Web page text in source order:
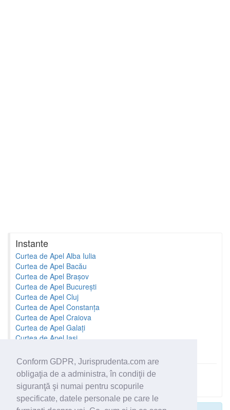
Conform GDPR, Jurisprudenta.com are
obligaţia de a administra, în condiţii de
siguranţă şi numai pentru scopurile
specificate, datele personale pe care le
Instante
Curtea de Apel Alba Iulia
Curtea de Apel Bacău
Curtea de Apel Brașov
Curtea de Apel București
Curtea de Apel Cluj
Curtea de Apel Constanța
Curtea de Apel Craiova
Curtea de Apel Galați
Curtea de Apel Iași
Toate instantele